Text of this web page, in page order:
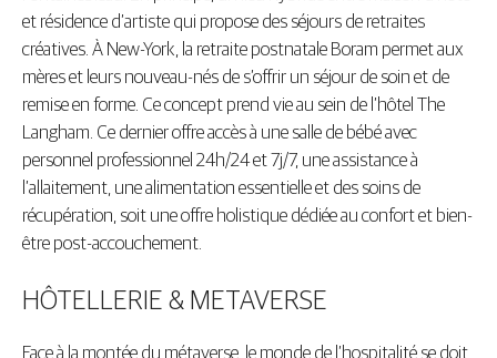
et résidence d’artiste qui propose des séjours de retraites
créatives. À New-York, la retraite postnatale Boram permet aux
mères et leurs nouveau-nés de s’offrir un séjour de soin et de
remise en forme. Ce concept prend vie au sein de l’hôtel The
Langham. Ce dernier offre accès à une salle de bébé avec
personnel professionnel 24h/24 et 7j/7, une assistance à
l’allaitement, une alimentation essentielle et des soins de
récupération, soit une offre holistique dédiée au confort et bien-
être post-accouchement.
HÔTELLERIE & METAVERSE